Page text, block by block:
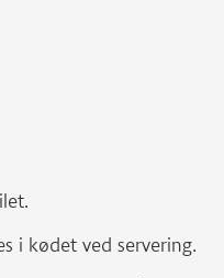
i kødet ved servering.